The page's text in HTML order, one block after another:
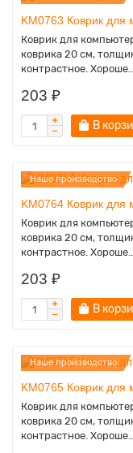
KM0763 Коврик
Коврик для
коврика 20 см,
контрастное. Хороше..
203 ₽
В
Наше производство
KM0764 Коврик для
Коврик для
коврика 20 см,
контрастное. Хороше..
203 ₽
В
Наше производство
KM0765 Коврик
Коврик для
коврика 20 см,
контрастное. Хороше..